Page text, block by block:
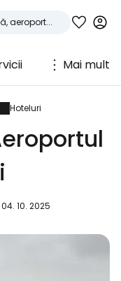
Mai mult
Hoteluri
10. 2025